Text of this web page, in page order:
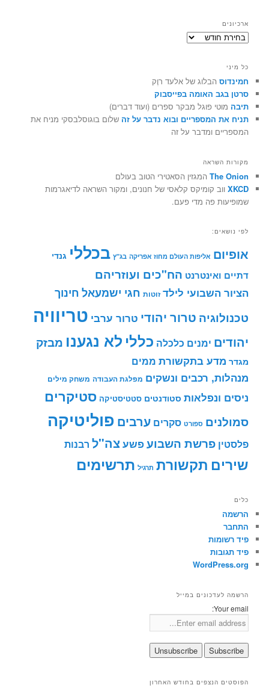
ארכיונים
ארכיונים
כל מיני
חמינדוס הבלוג של אלעד רוֶק
סרטן בגב האומה בפייסבוק
תיבה מוטי פוגל מבקר ספרים (ועוד דברים)
תניח את המספריים ובוא נדבר על זה שלום בוגוסלבסקי מניח את
המספריים ומדבר על זה
מקורות השראה
The Onion המגזין הסאטירי הטוב בעולם
XKCD ווב קומיקס קלאסי של חנונים, ומקור השראה לדיאגרמות
שמופיעות פה מדי פעם.
לפי נושאים:
אופיום אליפות העולם מחוז אפריקה בג"ץ בכללי גנדי
דתיים ואינטרנט הח"כים ועוזריהם
הציור השבועי לילד זוטות חגי ישמעאל חינוך
טכנולוגיה טרור יהודי טרור ערבי טריוויה
יהודים ימנים כלכלה כללי לא נגענו מבזק
מגדר מדע בתקשורת ממים
מנהלות, רכבים ונשקים מפלגת העבודה משחק מילים
ניסים ונפלאות סטודנטים סטטיסטיקה סטיקרים
סמולנים ספורט סקרים ערבים פוליטיקה
פלסטין פרשת השבועפשעצה"ל רבנות
שירים תקשורת תרגיל תרשימים
כלים
הרשמה
התחבר
פיד רשומות
פיד תגובות
WordPress.org
הרשמה לעדכונים במייל
Your email:
הפוסטים הנצפים בחודש האחרון